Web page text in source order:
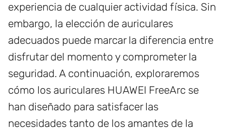
experiencia de cualquier actividad física. Sin
embargo, la elección de auriculares
adecuados puede marcar la diferencia entre
disfrutar del momento y comprometer la
seguridad. A continuación, exploraremos
cómo los auriculares HUAWEI FreeArc se
han diseñado para satisfacer las
necesidades tanto de los amantes de la